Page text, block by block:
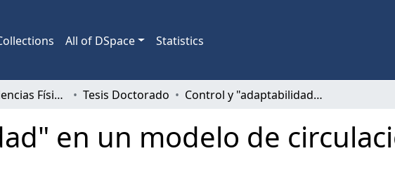
All of DSpace Statistics
Facultad de Ciencias Físicas y Matemáticas Tesis Doctorado Control y "adaptabilidad" en un modelo de circulación oceánica.
en un modelo de